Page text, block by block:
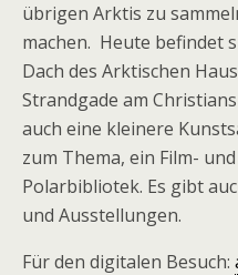
übrigen Arktis zu
machen. Heute befindet
Dach des Arktischen
Strandgade am
auch eine kleinere
zum Thema, ein Film-
Polarbibliotek. Es gibt
und Ausstellungen.
Für den digitalen Besuch: